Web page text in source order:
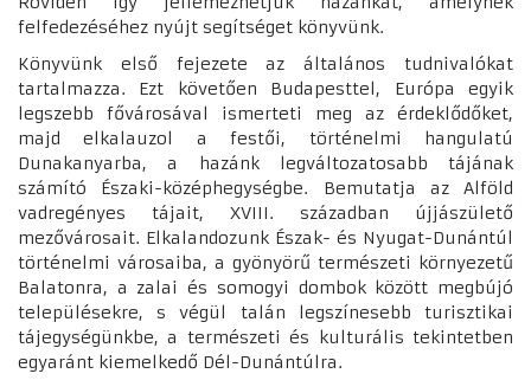
felfedezéséhez nyújt segítséget könyvünk.
Könyvünk első fejezete az általános tudnivalókat
tartalmazza. Ezt követően Budapesttel, Európa egyik
legszebb fővárosával ismerteti meg az érdeklődőket,
majd elkalauzol a festői, történelmi hangulatú
Dunakanyarba, a hazánk legváltozatosabb tájának
számító Északi-középhegységbe. Bemutatja az Alföld
vadregényes tájait, XVIII. században újjászülető
mezővárosait. Elkalandozunk Észak- és Nyugat-Dunántúl
történelmi városaiba, a gyönyörű természeti környezetű
Balatonra, a zalai és somogyi dombok között megbújó
településekre, s végül talán legszínesebb turisztikai
tájegységünkbe, a természeti és kulturális tekintetben
egyaránt kiemelkedő Dél-Dunántúlra.